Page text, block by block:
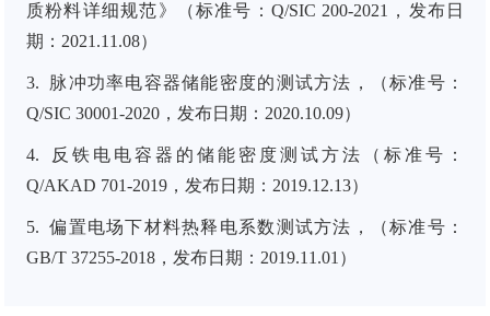
质粉料详细规范》（标准号：Q/SIC 200-2021，发布日
期：2021.11.08）
3.
脉冲功率电容器储能密度的测试方法，（标准号：
Q/SIC 30001-2020，发布日期：2020.10.09）
4.
反铁电电容器的储能密度测试方法（标准号：
Q/AKAD 701-2019，发布日期：2019.12.13）
5. 偏置电场下材料热释电系数测试方法，（标准号：
GB/T 37255-2018，发布日期：2019.11.01）